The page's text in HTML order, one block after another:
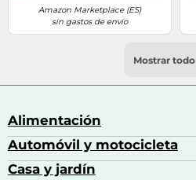
Amazon Marketplace (ES)
sin gastos de envío
Mostrar todo
Alimentación
Bebidas
Bebidas espirituosas
Automóvil y motocicleta
Accesorios para coche
Casa y jardín